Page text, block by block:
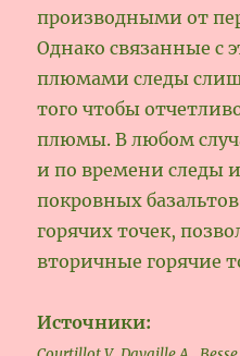
производными от
Однако связанные
плюмами следы
того чтобы
плюмы. В любом
и по времени следы
покровных
горячих точек,
вторичные горячие
Источники: